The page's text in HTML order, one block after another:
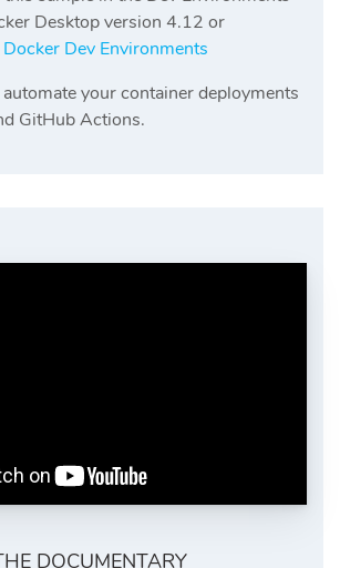
Desktop version 4.12 or
Dev Environments
your container deployments
GitHub Actions.
DOCUMENTARY